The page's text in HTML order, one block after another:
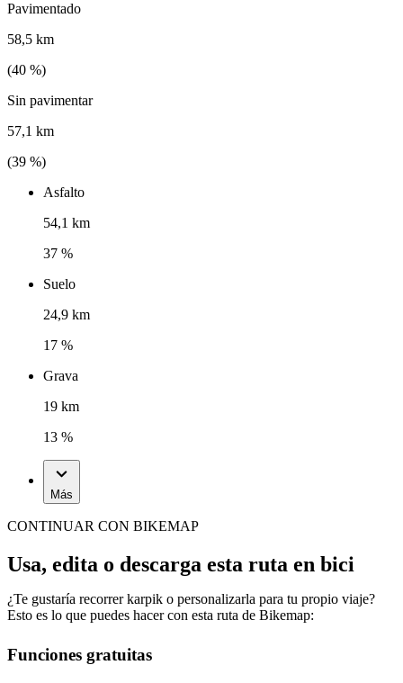
Pavimentado
58,5 km
(40 %)
Sin pavimentar
57,1 km
(39 %)
Asfalto
54,1 km
37 %
Suelo
24,9 km
17 %
Grava
19 km
13 %
Más
CONTINUAR CON BIKEMAP
Usa, edita o descarga esta ruta en bici
¿Te gustaría recorrer karpik o personalizarla para tu propio viaje?
Esto es lo que puedes hacer con esta ruta de Bikemap:
Funciones gratuitas